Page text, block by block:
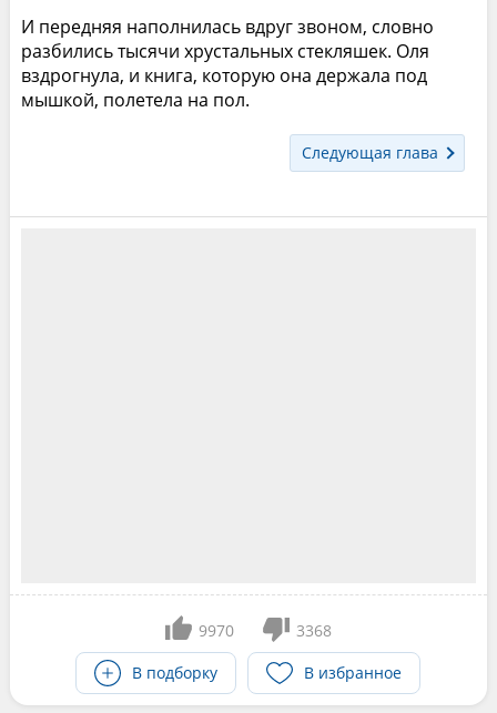
И передняя наполнилась вдруг звоном, словно
разбились тысячи хрустальных стекляшек. Оля
вздрогнула, и книга, которую она держала под
мышкой, полетела на пол.
Следующая глава
9970
3368
В подборку
В избранное